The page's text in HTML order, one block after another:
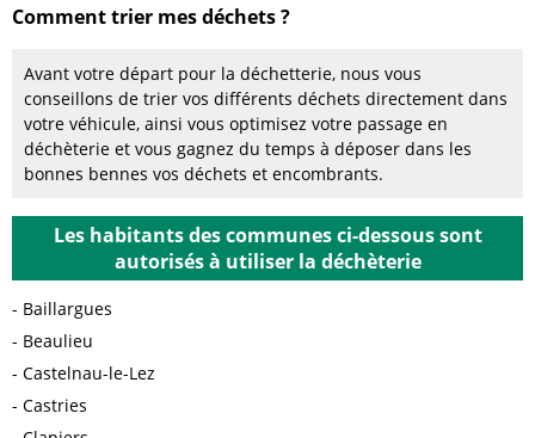
Comment trier mes déchets ?
Avant votre départ pour la déchetterie, nous vous
conseillons de trier vos différents déchets directement dans
votre véhicule, ainsi vous optimisez votre passage en
déchèterie et vous gagnez du temps à déposer dans les
bonnes bennes vos déchets et encombrants.
Les habitants des communes ci-dessous sont
autorisés à utiliser la déchèterie
Baillargues
Beaulieu
Castelnau-le-Lez
Castries